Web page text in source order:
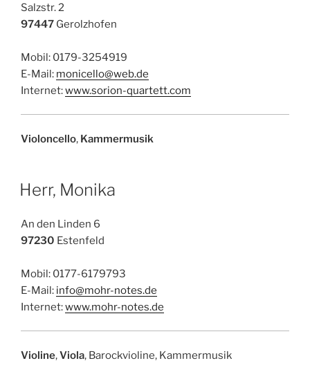
Salzstr. 2
97447 Gerolzhofen
Mobil: 0179-3254919
E-Mail: monicello@web.de
Internet:www.sorion-quartett.com
Violoncello, Kammermusik
Herr, Monika
An den Linden 6
97230 Estenfeld
Mobil: 0177-6179793
E-Mail: info@mohr-notes.de
Internet:www.mohr-notes.de
Violine,Viola, Barockvioline, Kammermusik